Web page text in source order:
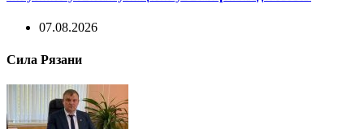
07.08.2026
Сила Рязани